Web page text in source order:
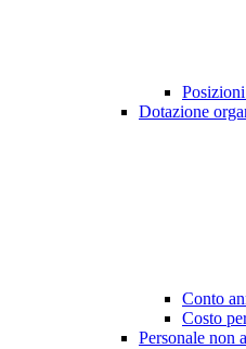
Dotazione
Conto
Costo
Personale non